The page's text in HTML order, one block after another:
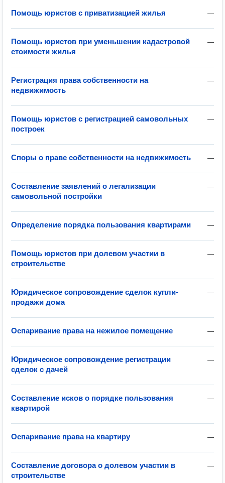
—
Помощь юристов с приватизацией жилья
—
Помощь юристов при уменьшении кадастровой
стоимости жилья
—
Регистрация права собственности на
недвижимость
—
Помощь юристов с регистрацией самовольных
построек
—
Споры о праве собственности на недвижимость
—
Составление заявлений о легализации
самовольной постройки
—
Определение порядка пользования квартирами
—
Помощь юристов при долевом участии в
строительстве
—
Юридическое сопровождение сделок купли-
продажи дома
—
Оспаривание права на нежилое помещение
—
Юридическое сопровождение регистрации
сделок с дачей
—
Составление исков о порядке пользования
квартирой
—
Оспаривание права на квартиру
—
Составление договора о долевом участии в
строительстве